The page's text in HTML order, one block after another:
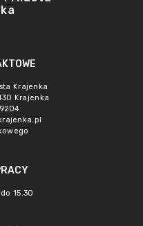
Krajenka
Krajenka
15.30